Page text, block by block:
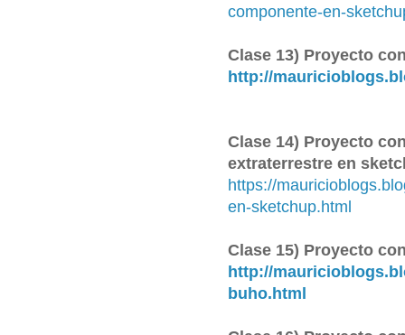
componente-en-
Clase 13) Proyecto
http://
Clase 14) Proyecto
extraterrestre en
https://
en-sketchup.html
Clase 15) Proyecto
http://
buho.html